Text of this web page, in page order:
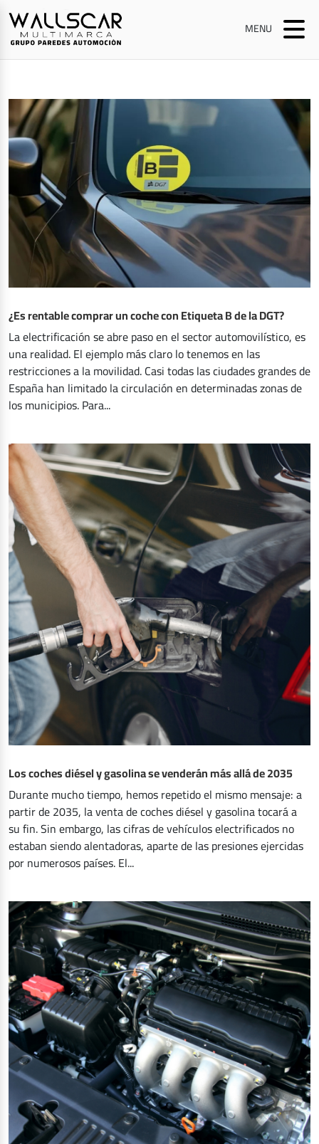
MENU
¿Es rentable comprar un coche con Etiqueta B de la DGT?
La electrificación se abre paso en el sector automovilístico, es
una realidad. El ejemplo más claro lo tenemos en las
restricciones a la movilidad. Casi todas las ciudades grandes de
España han limitado la circulación en determinadas zonas de
los municipios. Para...
Los coches diésel y gasolina se venderán más allá de 2035
Durante mucho tiempo, hemos repetido el mismo mensaje: a
partir de 2035, la venta de coches diésel y gasolina tocará a
su fin. Sin embargo, las cifras de vehículos electrificados no
estaban siendo alentadoras, aparte de las presiones ejercidas
por numerosos países. El...